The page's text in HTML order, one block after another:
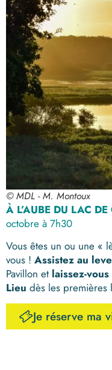
© MDL - M. Montoux
À L’AUBE DU LAC
octobre à 7h30
Vous êtes un ou une «
vous ! Assistez au
Pavillon et laissez-
Lieu dès les premières
Je réserve ma